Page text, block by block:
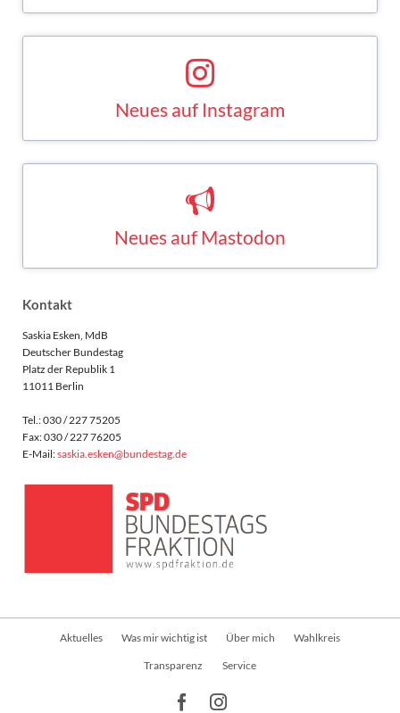
Kontakt
Saskia Esken, MdB
Deutscher Bundestag
Platz der Republik 1
11011 Berlin
Tel.: 030 / 227 75205
Fax: 030 / 227 76205
E-Mail:saskia.esken@bundestag.de
Navigation
Aktuelles Was mir wichtig ist Über mich Wahlkreis
Transparenz Service